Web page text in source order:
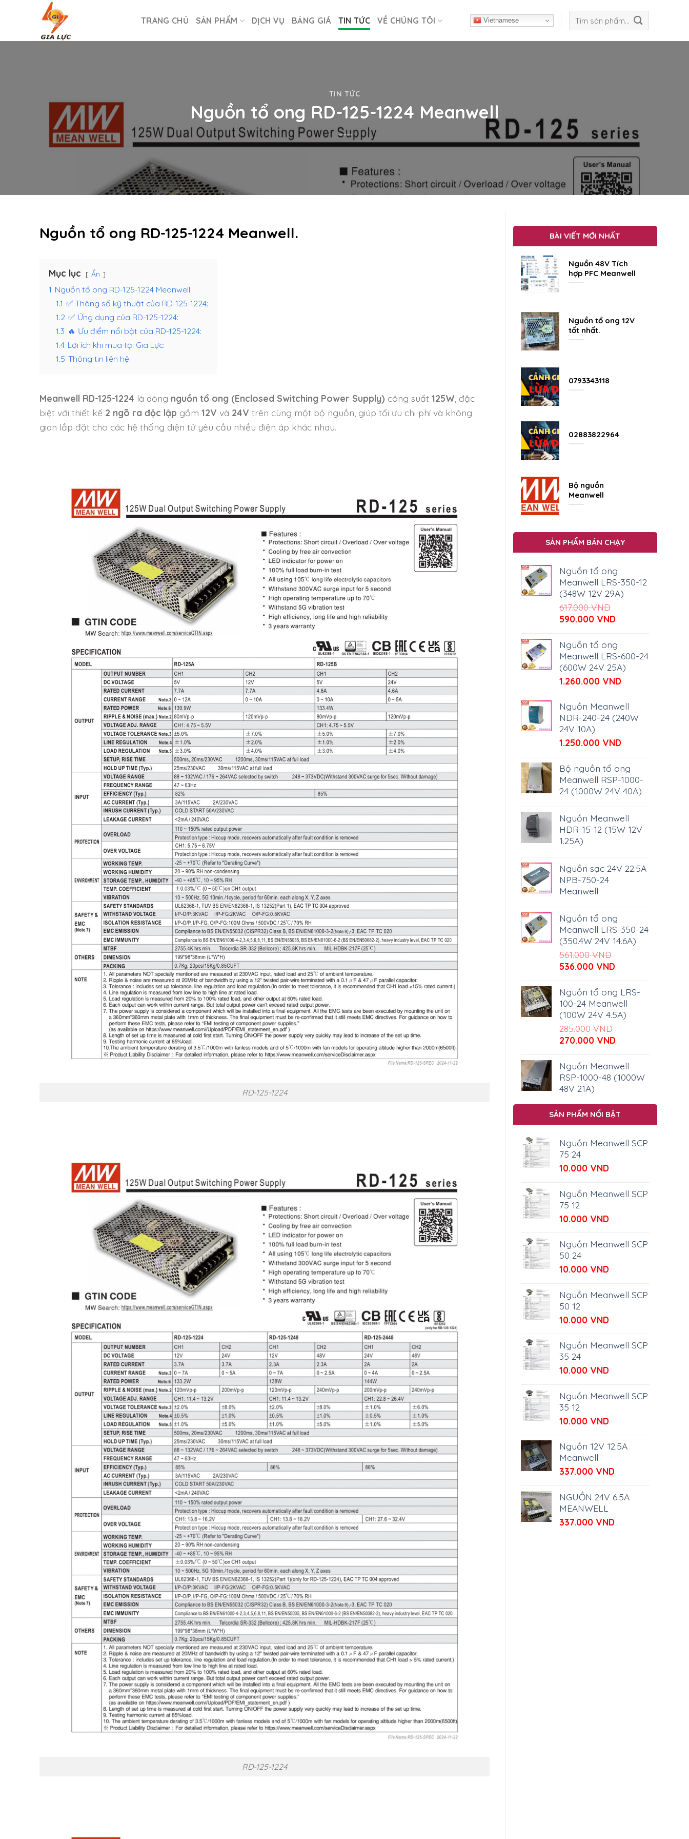
TRANG CHỦ SẢN PHẨM DỊCH VỤ BẢNG GIÁ TIN TỨC VỀ CHÚNG TÔI Vietnamese
kiếm:
TIN TỨC
Nguồn tổ ong RD-125-1224 Meanwell
Nguồn tổ ong RD-125-1224 Meanwell.
Mục lục Ẩn
1 Nguồn tổ ong RD-125-1224 Meanwell.
1.1 ✅ Thông số kỹ thuật của RD-125-1224:
1.2 ✅ Ứng dụng của RD-125-1224:
1.3 🔥 Ưu điểm nổi bật của RD-125-1224:
1.4 Lợi ích khi mua tại Gia Lực:
1.5 Thông tin liên hệ:
Meanwell RD-125-1224 là dòng nguồn tổ ong (Enclosed Switching Power Supply) công suất 125W , đặc
biệt với thiết kế 2 ngõ ra độc lập gồm 12V và 24V trên cùng một bộ nguồn, giúp tối ưu chi phí và không
gian lắp đặt cho các hệ thống điện tử yêu cầu nhiều điện áp khác nhau.
RD-125-1224
RD-125-1224
BÀI VIẾT MỚI NHẤT
Nguồn 48V Tích
hợp PFC Meanwell
Nguồn tổ ong 12V
tốt nhất.
0793343118
02883822964
Bộ nguồn
Meanwell
SẢN PHẨM BÁN CHẠY
Nguồn tổ ong
Meanwell LRS-350-12
(348W 12V 29A)
617.000VND
Giá
là:
617.000 VND.
590.000 VNDGiá
tại
là:
590.000 VND.
Nguồn tổ ong
Meanwell LRS-600-24
(600W 24V 25A)
1.260.000 VND
Nguồn Meanwell
NDR-240-24 (240W
24V 10A)
1.250.000 VND
Bộ nguồn tổ ong
Meanwell RSP-1000-
24 (1000W 24V 40A)
Nguồn Meanwell
HDR-15-12 (15W 12V
1.25A)
Nguồn sạc 24V 22.5A
NPB-750-24
Meanwell
Nguồn tổ ong
Meanwell LRS-350-24
(350.4W 24V 14.6A)
561.000VND
Giá
là:
561.000 VND.
536.000 VNDGiá
tại
là:
536.000 VND.
Nguồn tổ ong LRS-
100-24 Meanwell
(100W 24V 4.5A)
285.000VND
Giá
là:
285.000 VND.
270.000 VNDGiá
tại
là:
Nguồn Meanwell
RSP-1000-48 (1000W
48V 21A)
SẢN PHẨM NỔI BẬT
Nguồn Meanwell SCP
75 24
10.000 VND
Nguồn Meanwell SCP
75 12
10.000 VND
Nguồn Meanwell SCP
50 24
10.000 VND
Nguồn Meanwell SCP
50 12
10.000 VND
Nguồn Meanwell SCP
35 24
10.000 VND
Nguồn Meanwell SCP
35 12
10.000 VND
Nguồn 12V 12.5A
Meanwell
337.000 VND
NGUỒN 24V 6.5A
MEANWELL
337.000 VND